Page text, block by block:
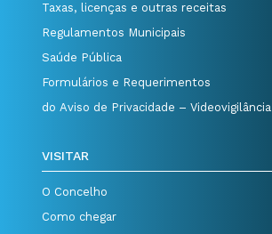
Taxas, licenças e outras receitas
Regulamentos Municipais
Saúde Pública
Formulários e Requerimentos
do Aviso de Privacidade – Videovigilância
VISITAR
O Concelho
Como chegar